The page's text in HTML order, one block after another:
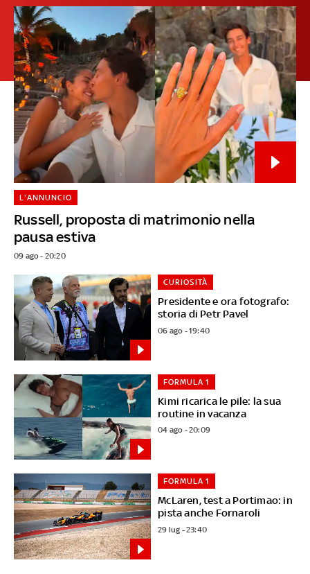
Russell, proposta di matrimonio nella
pausa estiva
L'ANNUNCIO
09 ago - 20:20
Presidente e ora fotografo:
storia di Petr Pavel
CURIOSITÀ
06 ago - 19:40
Kimi ricarica le pile: la sua
routine in vacanza
FORMULA 1
04 ago - 20:09
McLaren, test a Portimao: in
pista anche Fornaroli
FORMULA 1
29 lug - 23:40